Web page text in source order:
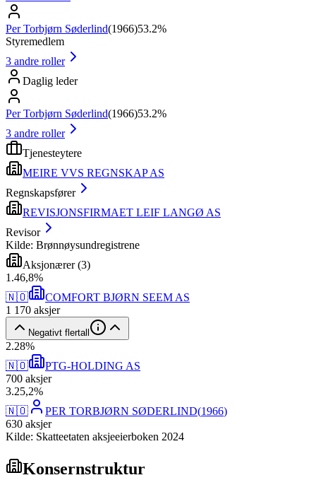
Per Torbjørn Søderlind(1966)53.2%
Styremedlem
3 andre roller
Daglig leder
Per Torbjørn Søderlind(1966)53.2%
3 andre roller
Tjenesteytere
MEIRE VVS REGNSKAP AS
Regnskapsfører
REVISJONSFIRMAET LEIF LANGØ AS
Revisor
Kilde: Brønnøysundregistrene
Aksjonærer(3)
1 .46,8%
🇳🇴
COMFORT BJØRN SEEM AS
1 170 aksjer
Negativt flertall
2.28%
🇳🇴
PTG-HOLDING AS
700 aksjer
3.25,2%
🇳🇴
PER TORBJØRN SØDERLIND(1966)
630 aksjer
Kilde: Skatteetaten aksjeeierboken 2024
Konsernstruktur